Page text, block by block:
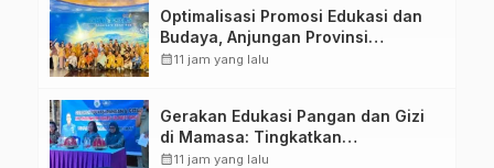
Optimalisasi Promosi Edukasi dan
Budaya, Anjungan Provinsi
Sulawesi Barat Perkuat Kolaborasi
calendar_month11 jam yang lalu
Gerakan Edukasi Pangan dan Gizi
di Mamasa: Tingkatkan
Pengetahuan dan Keterampilan
calendar_month11 jam yang lalu